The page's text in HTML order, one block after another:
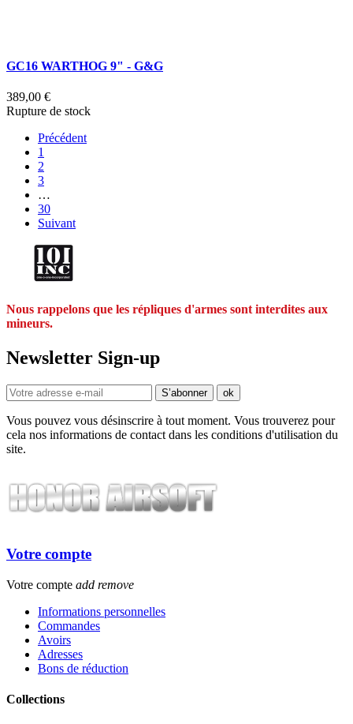
GC16 WARTHOG 9" - G&G
389,00 €
Rupture de stock
Précédent
1
2
3
…
30
Suivant
Nous rappelons que les répliques d'armes sont interdites aux
mineurs.
Newsletter Sign-up
Vous pouvez vous désinscrire à tout moment. Vous trouverez pour
cela nos informations de contact dans les conditions d'utilisation du
site.
Votre compte
Votre compte add remove
Informations personnelles
Commandes
Avoirs
Adresses
Bons de réduction
Collections